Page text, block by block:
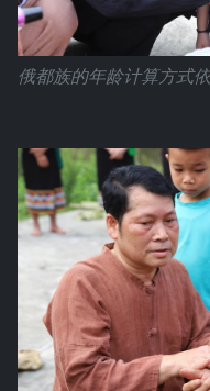
俄都族的年龄计算方式